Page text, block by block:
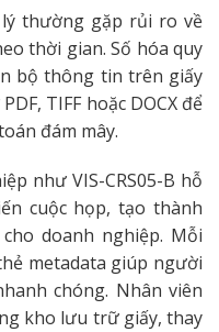
thường gặp rủi ro về
thời gian. Số hóa quy
bộ thông tin trên giấy
TIFF hoặc DOCX để
đám mây.
như VIS-CRS05-B hỗ
cuộc họp, tạo thành
doanh nghiệp. Mỗi
metadata giúp người
chóng. Nhân viên
kho lưu trữ giấy, thay